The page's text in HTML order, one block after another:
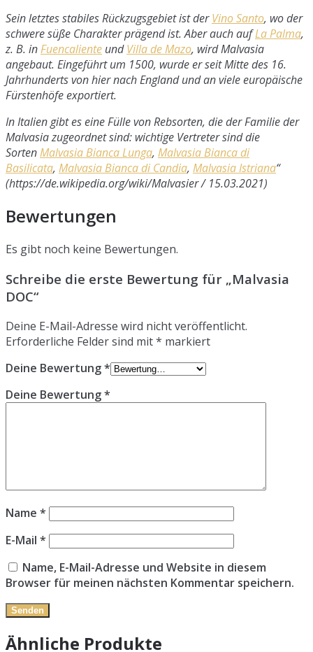
Sein letztes stabiles Rückzugsgebiet ist derVino Santo, wo der
schwere süße Charakter prägend ist. Aber auch aufLa Palma,
z. B. inFuencaliente undVilla de Mazo, wird Malvasia
angebaut. Eingeführt um 1500, wurde er seit Mitte des 16.
Jahrhunderts von hier nach England und an viele europäische
Fürstenhöfe exportiert.
In Italien gibt es eine Fülle von Rebsorten, die der Familie der
Malvasia zugeordnet sind: wichtige Vertreter sind die
SortenMalvasia Bianca Lunga, Malvasia Bianca di
Basilicata, Malvasia Bianca di Candia, Malvasia Istriana“
(https://de.wikipedia.org/wiki/Malvasier / 15.03.2021)
Bewertungen
Es gibt noch keine Bewertungen.
Schreibe die erste Bewertung für „Malvasia
DOC“
Deine E-Mail-Adresse wird nicht veröffentlicht.
Erforderliche Felder sind mit* markiert
Deine Bewertung*
Deine Bewertung*
Name *
E-Mail *
Name, E-Mail-Adresse und Website in diesem
Browser für meinen nächsten Kommentar speichern.
Ähnliche Produkte